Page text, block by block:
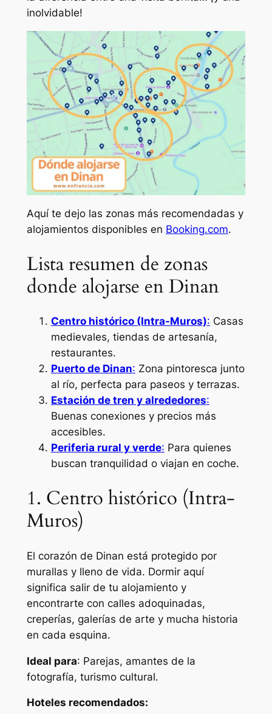
inolvidable!
Aquí te dejo las zonas más recomendadas y
alojamientos disponibles en Booking.com.
Lista resumen de zonas
donde alojarse en Dinan
Centro histórico (Intra-Muros): Casas
medievales, tiendas de artesanía,
restaurantes.
Puerto de Dinan: Zona pintoresca junto
al río, perfecta para paseos y terrazas.
Estación de tren y alrededores:
Buenas conexiones y precios más
accesibles.
Periferia rural y verde: Para quienes
buscan tranquilidad o viajan en coche.
1. Centro histórico (Intra-
Muros)
El corazón de Dinan está protegido por
murallas y lleno de vida. Dormir aquí
significa salir de tu alojamiento y
encontrarte con calles adoquinadas,
creperías, galerías de arte y mucha historia
en cada esquina.
Ideal para: Parejas, amantes de la
fotografía, turismo cultural.
Hoteles recomendados: